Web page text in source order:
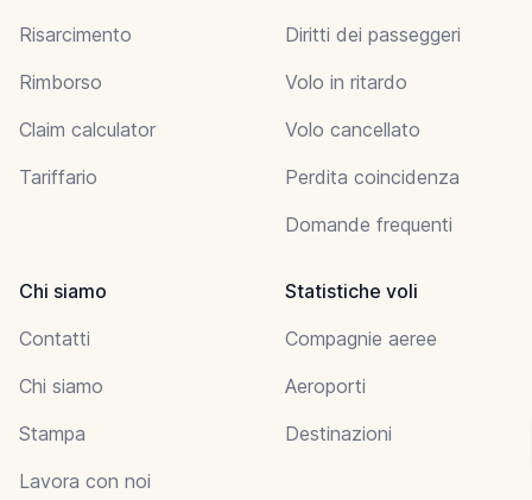
Risarcimento
Rimborso
Claim calculator
Tariffario
Diritti dei passeggeri
Volo in ritardo
Volo cancellato
Perdita coincidenza
Domande frequenti
Chi siamo
Contatti
Chi siamo
Stampa
Lavora con noi
Statistiche voli
Compagnie aeree
Aeroporti
Destinazioni